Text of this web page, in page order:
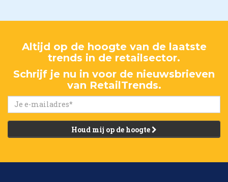
Altijd op de hoogte van de laatste
trends in de retailsector.
Schrijf je nu in voor de nieuwsbrieven
van RetailTrends.
Houd mij op de hoogte